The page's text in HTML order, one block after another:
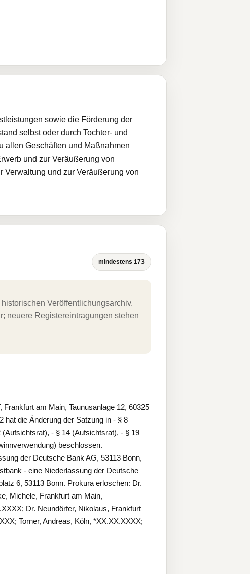
sowie die Förderung der
selbst oder durch Tochter- und
allen Geschäften und Maßnahmen
und zur Veräußerung von
Verwaltung und zur Veräußerung von
mindestens 173
Veröffentlichungsarchiv.
neuere Registereintragungen stehen
am Main, Taunusanlage 12, 60325
hat die Änderung der Satzung in - § 8
- § 14 (Aufsichtsrat), - § 19
beschlossen.
der Deutsche Bank AG, 53113 Bonn,
- eine Niederlassung der Deutsche
6, 53113 Bonn. Prokura erloschen: Dr.
Michele, Frankfurt am Main,
Dr. Neundörfer, Nikolaus, Frankfurt
Torner, Andreas, Köln, *XX.XX.XXXX;